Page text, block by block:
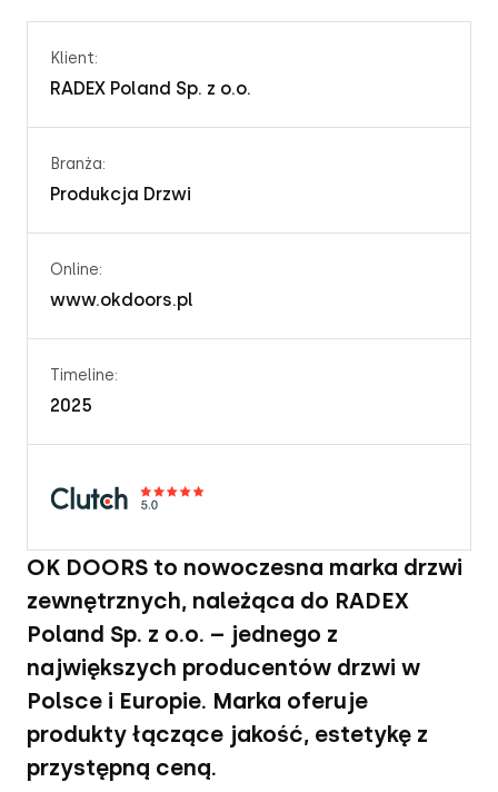
Klient:
RADEX Poland Sp. z o.o.
Branża:
Produkcja Drzwi
Online:
www.okdoors.pl
Timeline:
2025
OK DOORS to nowoczesna marka drzwi
zewnętrznych, należąca do RADEX
Poland Sp. z o.o. – jednego z
największych producentów drzwi w
Polsce i Europie. Marka oferuje
produkty łączące jakość, estetykę z
przystępną ceną.